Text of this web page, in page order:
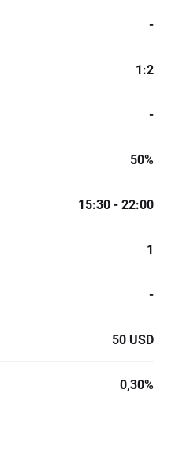
-
1:2
-
50%
15:30 - 22:00
1
-
50 USD
0,30%